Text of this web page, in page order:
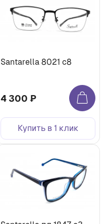
Santarella 8021 c8
4 300 ₽
Купить в 1 клик